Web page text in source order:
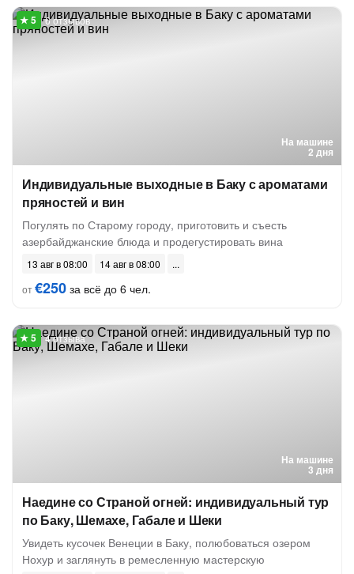
На машине
2 дня
6 отзывов
Индивидуальные выходные в Баку с ароматами
пряностей и вин
Погулять по Старому городу, приготовить и съесть
азербайджанские блюда и продегустировать вина
13 авг в 08:00
14 авг в 08:00
от€250 за всё до 6 чел.
На машине
3 дня
4 отзыва
Наедине со Страной огней: индивидуальный тур
по Баку, Шемахе, Габале и Шеки
Увидеть кусочек Венеции в Баку, полюбоваться озером
Нохур и заглянуть в ремесленную мастерскую